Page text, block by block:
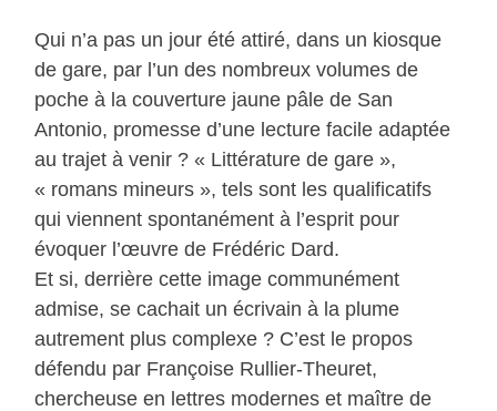
Qui n’a pas un jour été attiré, dans un kiosque
de gare, par l’un des nombreux volumes de
poche à la couverture jaune pâle de San
Antonio, promesse d’une lecture facile adaptée
au trajet à venir ? « Littérature de gare »,
« romans mineurs », tels sont les qualificatifs
qui viennent spontanément à l’esprit pour
évoquer l’œuvre de Frédéric Dard.
Et si, derrière cette image communément
admise, se cachait un écrivain à la plume
autrement plus complexe ? C’est le propos
défendu par Françoise Rullier-Theuret,
chercheuse en lettres modernes et maître de